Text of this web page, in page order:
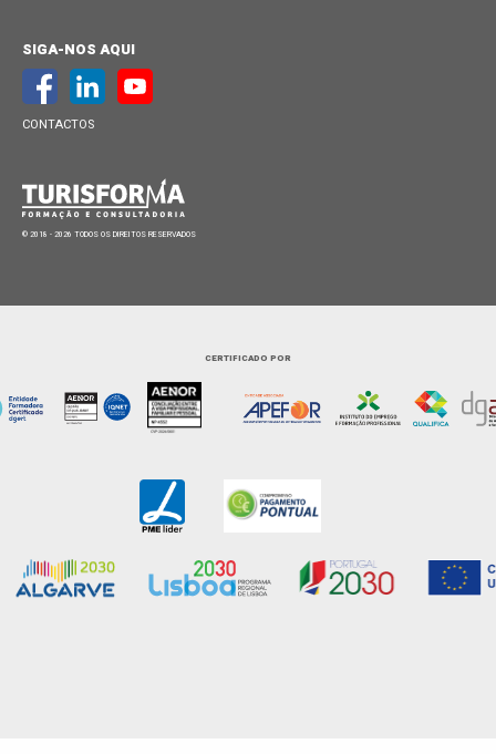
SIGA-NOS AQUI
CONTACTOS
© 2018 - 2026 TODOS OS DIREITOS RESERVADOS
CERTIFICADO POR